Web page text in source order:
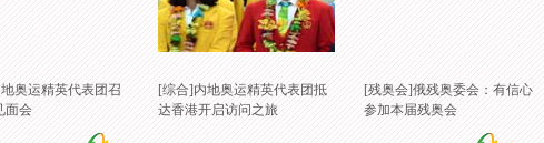
奥运精英代表团召
面会
[综合]内地奥运精英代表团抵
达香港开启访问之旅
[残奥会]俄残奥委会：有信心
参加本届残奥会